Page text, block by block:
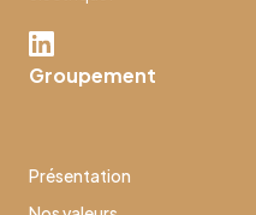
Groupement
Présentation